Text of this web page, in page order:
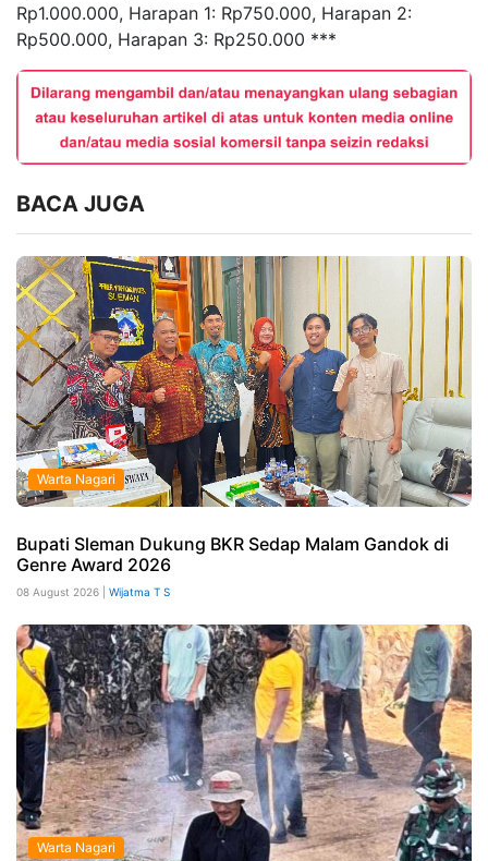
Rp1.000.000, Harapan 1: Rp750.000, Harapan 2:
Rp500.000, Harapan 3: Rp250.000 ***
BACA JUGA
Warta Nagari
Bupati Sleman Dukung BKR Sedap Malam Gandok di
Genre Award 2026
08 August 2026 | Wijatma T S
Warta Nagari